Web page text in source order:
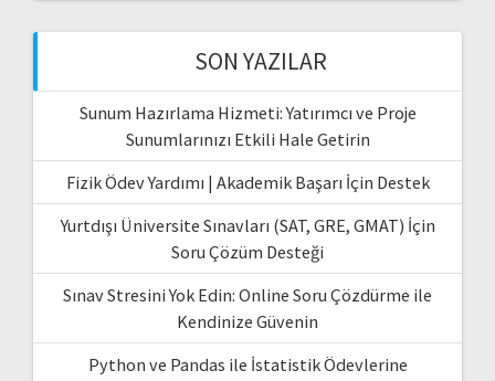
SON YAZILAR
Sunum Hazırlama Hizmeti: Yatırımcı ve Proje
Sunumlarınızı Etkili Hale Getirin
Fizik Ödev Yardımı | Akademik Başarı İçin Destek
Yurtdışı Üniversite Sınavları (SAT, GRE, GMAT) İçin
Soru Çözüm Desteği
Sınav Stresini Yok Edin: Online Soru Çözdürme ile
Kendinize Güvenin
Python ve Pandas ile İstatistik Ödevlerine